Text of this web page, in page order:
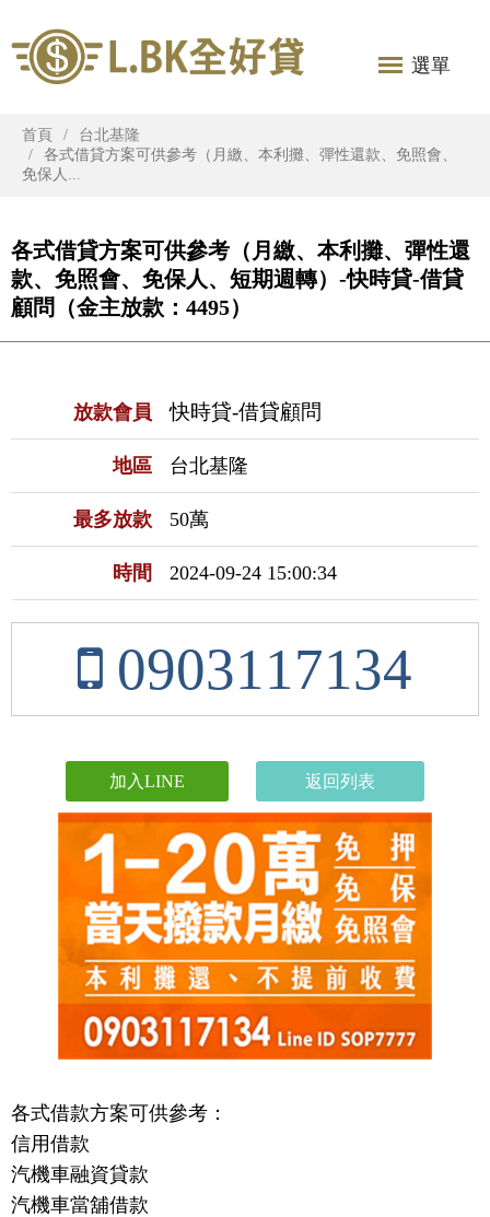
選單
首頁
台北基隆
各式借貸方案可供參考（月繳、本利攤、彈性還款、免照會、
免保人...
各式借貸方案可供參考（月繳、本利攤、彈性還
款、免照會、免保人、短期週轉）-快時貸-借貸
顧問（金主放款：4495）
放款會員 快時貸-借貸顧問
地區 台北基隆
最多放款 50萬
時間 2024-09-24 15:00:34
0903117134
加入LINE 返回列表
各式借款方案可供參考：
信用借款
汽機車融資貸款
汽機車當舖借款